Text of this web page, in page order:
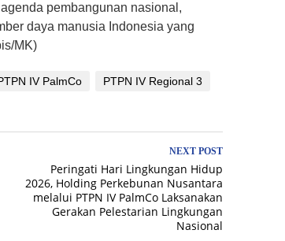
pembangunan nasional,
daya manusia Indonesia yang
MK)
IV PalmCo
PTPN IV Regional 3
NEXT POST
Peringati Hari Lingkungan Hidup
2026, Holding Perkebunan Nusantara
melalui PTPN IV PalmCo Laksanakan
Gerakan Pelestarian Lingkungan
Nasional